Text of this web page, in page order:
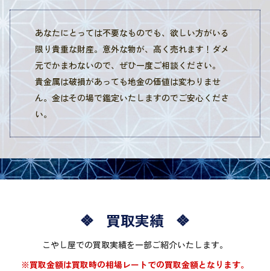
あなたにとっては不要なものでも、欲しい方がいる
限り貴重な財産。意外な物が、高く売れます！ダメ
元でかまわないので、ぜひ一度ご相談ください。
貴金属は破損があっても地金の価値は変わりませ
ん。金はその場で鑑定いたしますのでご安心くださ
い。
買取実績
こやし屋での買取実績を一部ご紹介いたします。
※買取金額は買取時の相場レートでの買取金額となります。